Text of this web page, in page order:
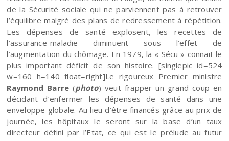
de la Sécurité sociale qui ne parviennent pas à retrouver
l’équilibre malgré des plans de redressement à répétition.
Les dépenses de santé explosent, les recettes de
l’assurance-maladie diminuent sous l’effet de
l’augmentation du chômage. En 1979, la « Sécu » connait le
plus important déficit de son histoire. [singlepic id=524
w=160 h=140 float=right]Le rigoureux Premier ministre
Raymond Barre(photo) veut frapper un grand coup en
décidant d’enfermer les dépenses de santé dans une
enveloppe globale. Au lieu d’être financés grâce au prix de
journée, les hôpitaux le seront sur la base d’un taux
directeur défini par l’Etat, ce qui est le prélude au futur